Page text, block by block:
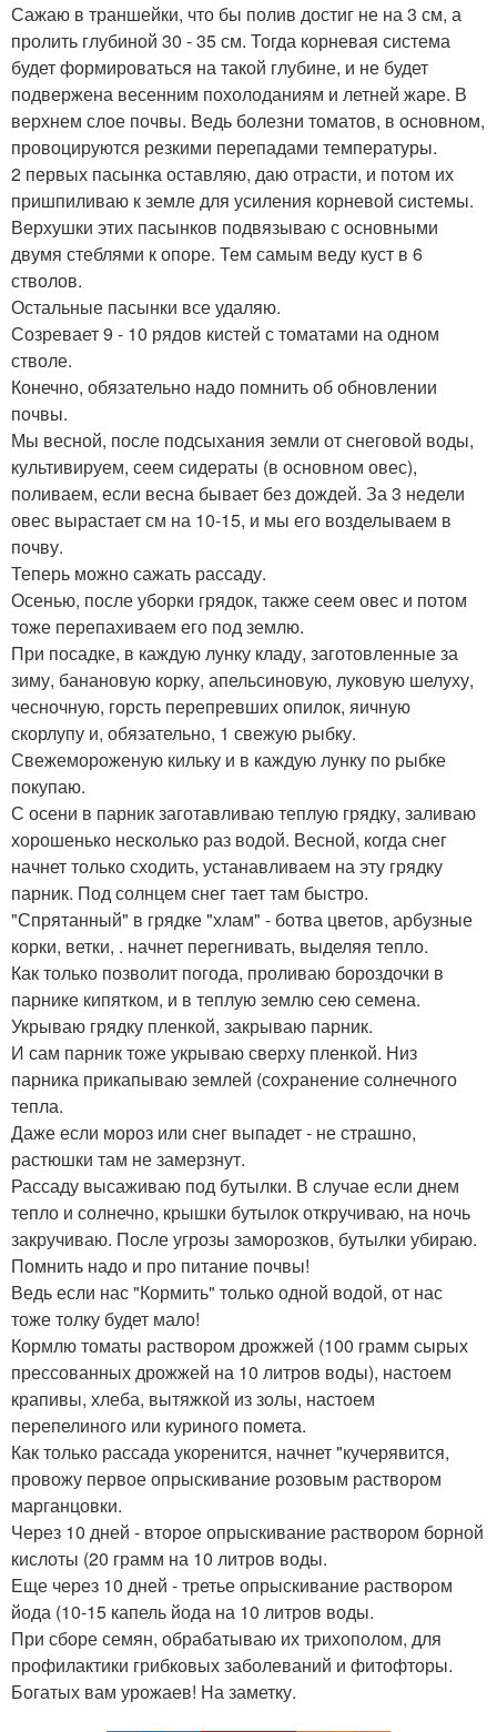
Сажаю в траншейки, что бы полив достиг не на 3 см, а
пролить глубиной 30 - 35 см. Тогда корневая система
будет формироваться на такой глубине, и не будет
подвержена весенним похолоданиям и летней жаре. В
верхнем слое почвы. Ведь болезни томатов, в основном,
провоцируются резкими перепадами температуры.
2 первых пасынка оставляю, даю отрасти, и потом их
пришпиливаю к земле для усиления корневой системы.
Верхушки этих пасынков подвязываю с основными
двумя стеблями к опоре. Тем самым веду куст в 6
стволов.
Остальные пасынки все удаляю.
Созревает 9 - 10 рядов кистей с томатами на одном
стволе.
Конечно, обязательно надо помнить об обновлении
почвы.
Мы весной, после подсыхания земли от снеговой воды,
культивируем, сеем сидераты (в основном овес),
поливаем, если весна бывает без дождей. За 3 недели
овес вырастает см на 10-15, и мы его возделываем в
почву.
Теперь можно сажать рассаду.
Осенью, после уборки грядок, также сеем овес и потом
тоже перепахиваем его под землю.
При посадке, в каждую лунку кладу, заготовленные за
зиму, банановую корку, апельсиновую, луковую шелуху,
чесночную, горсть перепревших опилок, яичную
скорлупу и, обязательно, 1 свежую рыбку.
Свежемороженую кильку и в каждую лунку по рыбке
покупаю.
С осени в парник заготавливаю теплую грядку, заливаю
хорошенько несколько раз водой. Весной, когда снег
начнет только сходить, устанавливаем на эту грядку
парник. Под солнцем снег тает там быстро.
"Спрятанный" в грядке "хлам" - ботва цветов, арбузные
корки, ветки, . начнет перегнивать, выделяя тепло.
Как только позволит погода, проливаю бороздочки в
парнике кипятком, и в теплую землю сею семена.
Укрываю грядку пленкой, закрываю парник.
И сам парник тоже укрываю сверху пленкой. Низ
парника прикапываю землей (сохранение солнечного
тепла.
Даже если мороз или снег выпадет - не страшно,
растюшки там не замерзнут.
Рассаду высаживаю под бутылки. В случае если днем
тепло и солнечно, крышки бутылок откручиваю, на ночь
закручиваю. После угрозы заморозков, бутылки убираю.
Помнить надо и про питание почвы!
Ведь если нас "Кормить" только одной водой, от нас
тоже толку будет мало!
Кормлю томаты раствором дрожжей (100 грамм сырых
прессованных дрожжей на 10 литров воды), настоем
крапивы, хлеба, вытяжкой из золы, настоем
перепелиного или куриного помета.
Как только рассада укоренится, начнет "кучерявится,
провожу первое опрыскивание розовым раствором
марганцовки.
Через 10 дней - второе опрыскивание раствором борной
кислоты (20 грамм на 10 литров воды.
Еще через 10 дней - третье опрыскивание раствором
йода (10-15 капель йода на 10 литров воды.
При сборе семян, обрабатываю их трихополом, для
профилактики грибковых заболеваний и фитофторы.
Богатых вам урожаев! На заметку.